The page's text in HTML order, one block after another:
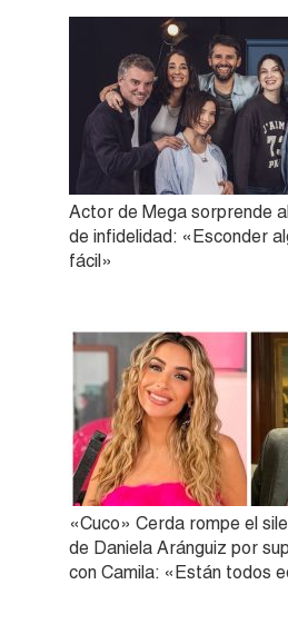
Actor de Mega sorprende
de infidelidad: «Esconder
fácil»
«Cuco» Cerda rompe el
de Daniela Aránguiz por
con Camila: «Están todos